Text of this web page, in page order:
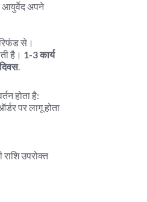
आयुर्वेद अपने
से।
है। 1-3 कार्य
.
होता है:
पर लागू होता
राशि उपरोक्त